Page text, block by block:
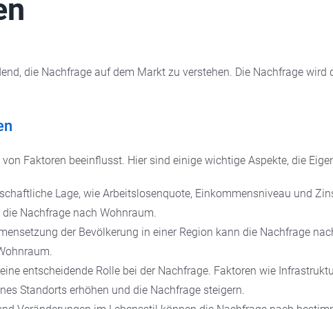
die Nachfrage auf dem Markt zu verstehen. Die Nachfrage
Faktoren beeinflusst. Hier sind einige wichtige Aspekte, die
Lage, wie Arbeitslosenquote, Einkommensniveau und
Nachfrage nach Wohnraum.
der Bevölkerung in einer Region kann die Nachfrage
entscheidende Rolle bei der Nachfrage. Faktoren wie
Standorts erhöhen und die Nachfrage steigern.